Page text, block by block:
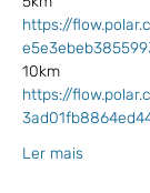
https://
10km
https://
Ler mais